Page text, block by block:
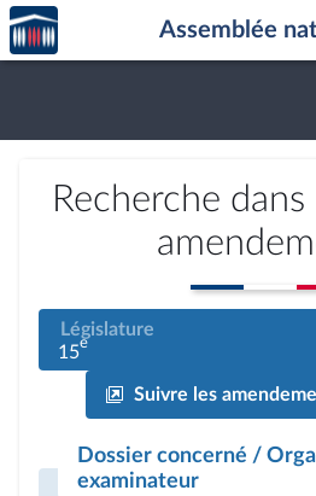
Aller au contenu
Aller en bas de la page
Accèder
à la
page
Assemblée
Recherche dans
Législature
15e
Suivre les
Dossier concerné /
examinateur